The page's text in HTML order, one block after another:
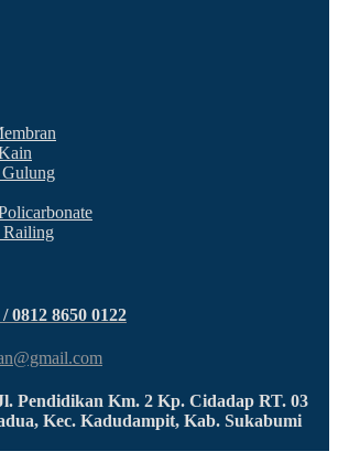
Railing
0812 8650 0122
Pendidikan Km. 2 Kp. Cidadap RT. 03
Kec. Kadudampit, Kab. Sukabumi